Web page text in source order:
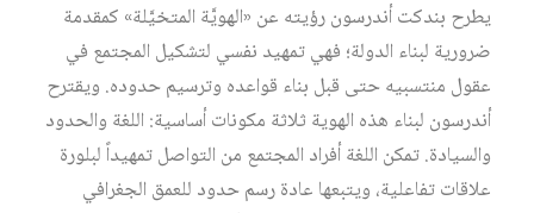
يطرح بندكت أندرسون رؤيته عن «الهويَّة المتخيَّلة» كمقدمة
ضرورية لبناء الدولة؛ فهي تمهيد نفسي لتشكيل المجتمع في
عقول منتسبيه حتى قبل بناء قواعده وترسيم حدوده. ويقترح
أندرسون لبناء هذه الهوية ثلاثة مكونات أساسية: اللغة والحدود
والسيادة. تمكن اللغة أفراد المجتمع من التواصل تمهيداً لبلورة
علاقات تفاعلية، ويتبعها عادة رسم حدود للعمق الجغرافي